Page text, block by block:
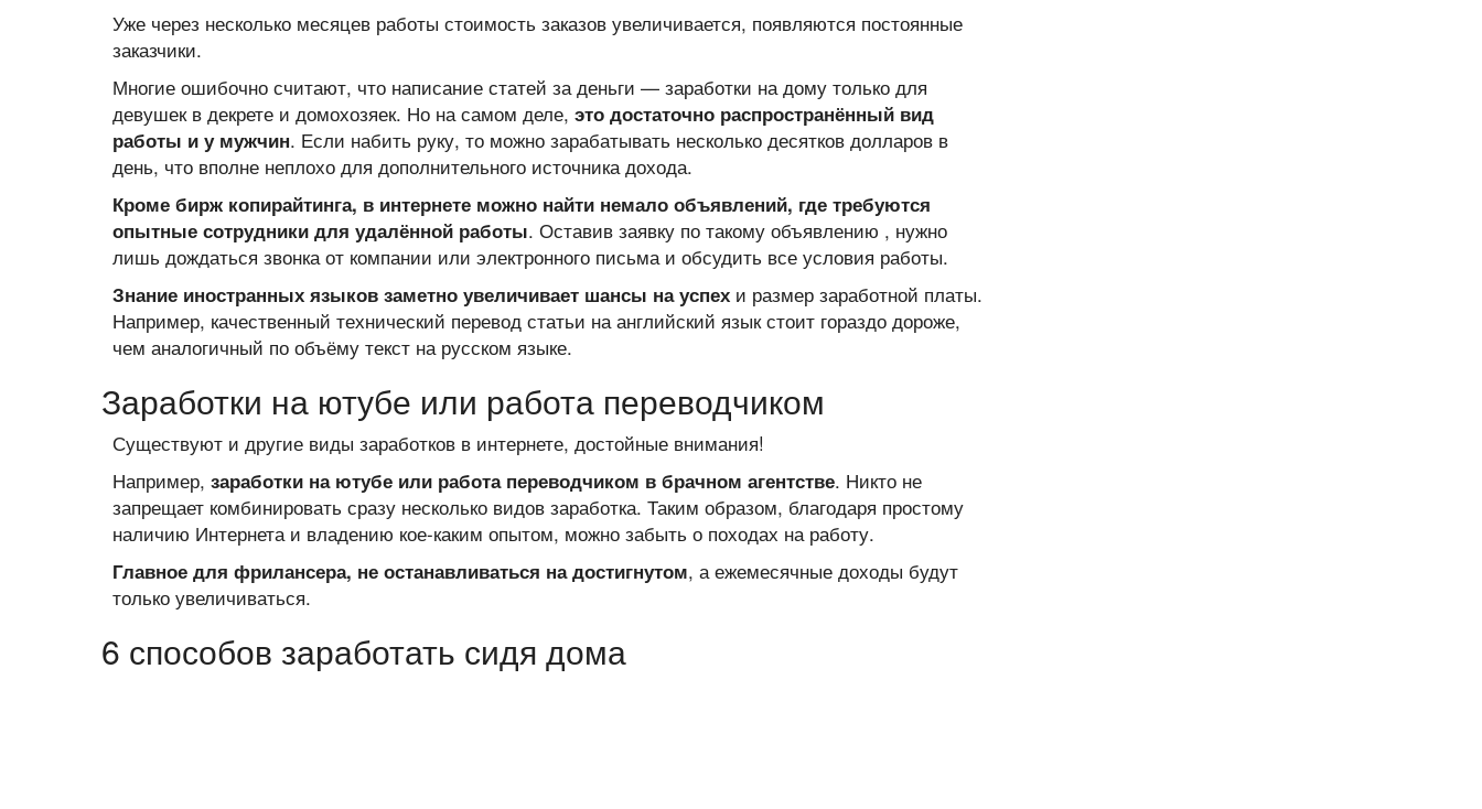
Уже через несколько месяцев работы стоимость заказов увеличивается, появляются постоянные
заказчики.
Многие ошибочно считают, что написание статей за деньги — заработки на дому только для
девушек в декрете и домохозяек. Но на самом деле, это достаточно распространённый вид
работы и у мужчин. Если набить руку, то можно зарабатывать несколько десятков долларов в
день, что вполне неплохо для дополнительного источника дохода.
Кроме бирж копирайтинга, в интернете можно найти немало объявлений, где требуются
опытные сотрудники для удалённой работы. Оставив заявку по такому объявлению , нужно
лишь дождаться звонка от компании или электронного письма и обсудить все условия работы.
Знание иностранных языков заметно увеличивает шансы на успех и размер заработной платы.
Например, качественный технический перевод статьи на английский язык стоит гораздо дороже,
чем аналогичный по объёму текст на русском языке.
Заработки на ютубе или работа переводчиком
Существуют и другие виды заработков в интернете, достойные внимания!
Например, заработки на ютубе или работа переводчиком в брачном агентстве. Никто не
запрещает комбинировать сразу несколько видов заработка. Таким образом, благодаря простому
наличию Интернета и владению кое-каким опытом, можно забыть о походах на работу.
Главное для фрилансера, не останавливаться на достигнутом, а ежемесячные доходы будут
только увеличиваться.
6 способов заработать сидя дома